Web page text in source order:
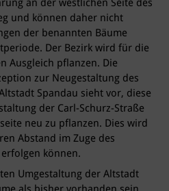
an der westlichen Seite des
und können daher nicht
der benannten Bäume
Der Bezirk wird für die
Ausgleich pflanzen. Die
zur Neugestaltung des
Spandau sieht vor, diese
der Carl-Schurz-Straße
neu zu pflanzen. Dies wird
Abstand im Zuge des
können.
Umgestaltung der Altstadt